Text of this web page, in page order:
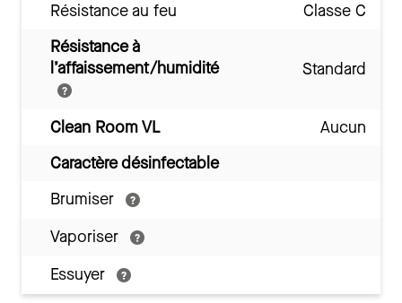
Résistance au feu
Classe C
Résistance à
l’affaissement/humidité
Standard
Clean Room VL
Aucun
Caractère désinfectable
Brumiser
Vaporiser
Essuyer